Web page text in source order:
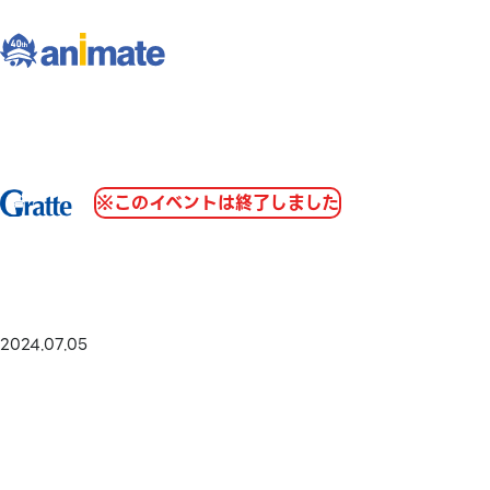
※このイベントは終了しました
2024.07.05